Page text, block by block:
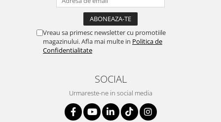
Vreau sa primesc newsletter cu promotiile
magazinului. Afla mai multe in Politica de
Confidentialitate
SOCIAL
Urmareste-ne in social media